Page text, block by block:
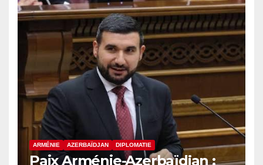
ARMÉNIE AZERBAÏDJAN DIPLOMATIE
Paix Arménie-Azerbaïdjan :